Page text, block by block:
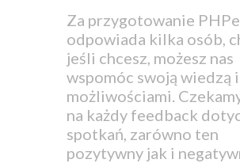
Za przygotowanie
odpowiada kilka osób,
jeśli chcesz, możesz nas
wspomóc swoją wiedzą i
możliwościami.
na każdy feedback
spotkań, zarówno ten
pozytywny jak i